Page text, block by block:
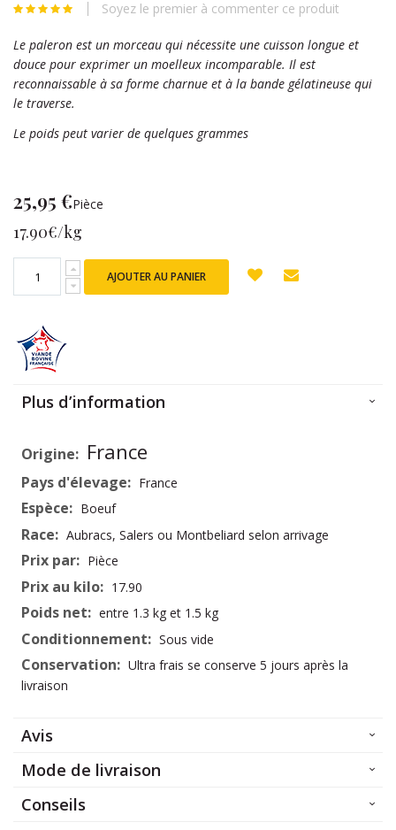
beginning
the
images
gallery
Soyez le premier à commenter ce produit
Le paleron est un morceau qui nécessite une cuisson longue et
douce pour exprimer un moelleux incomparable. Il est
reconnaissable à sa forme charnue et à la bande gélatineuse qui
le traverse.
Le poids peut varier de quelques grammes
25,95 €Pièce
17.90€/kg
AJOUTER AU PANIER
Plus d’information
Plus
d’informationFrance
France
Boeuf
Aubracs, Salers ou Montbeliard selon arrivage
Pièce
17.90
entre 1.3 kg et 1.5 kg
Sous vide
Ultra frais se conserve 5 jours après la
livraison
Avis
Mode de livraison
Conseils